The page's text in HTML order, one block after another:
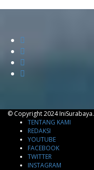
© Copyright 2024
TENTANG KAMI
REDAKSI
YOUTUBE
FACEBOOK
TWITTER
INSTAGRAM